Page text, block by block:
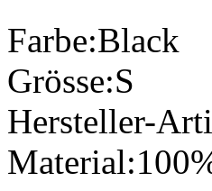
Farbe:Black
Grösse:S
Hersteller-
Material: